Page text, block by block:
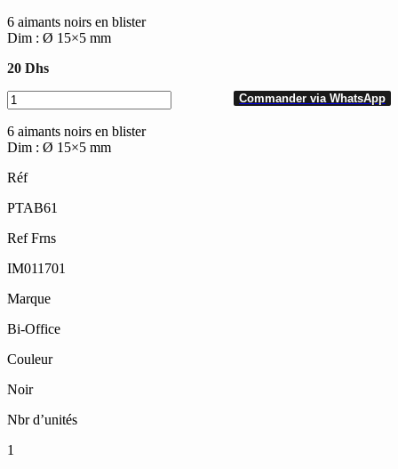
6 aimants noirs en blister
Dim : Ø 15×5 mm
20 Dhs
quantité
de
Pochette
de
Aimants
BI-
Noirs
Ø
mm
Commander via WhatsApp
6 aimants noirs en blister
Dim : Ø 15×5 mm
Réf
PTAB61
Ref Frns
IM011701
Marque
Bi-Office
Couleur
Noir
Nbr d’unités
1